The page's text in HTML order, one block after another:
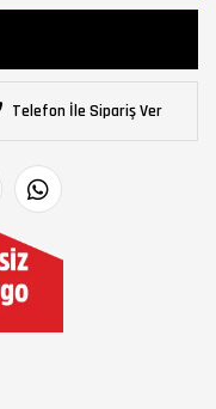
Telefon İle Sipariş Ver